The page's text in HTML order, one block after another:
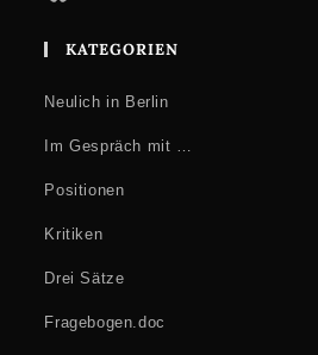
KATEGORIEN
Neulich in Berlin
Im Gespräch mit …
Positionen
Kritiken
Drei Sätze
Fragebogen.doc